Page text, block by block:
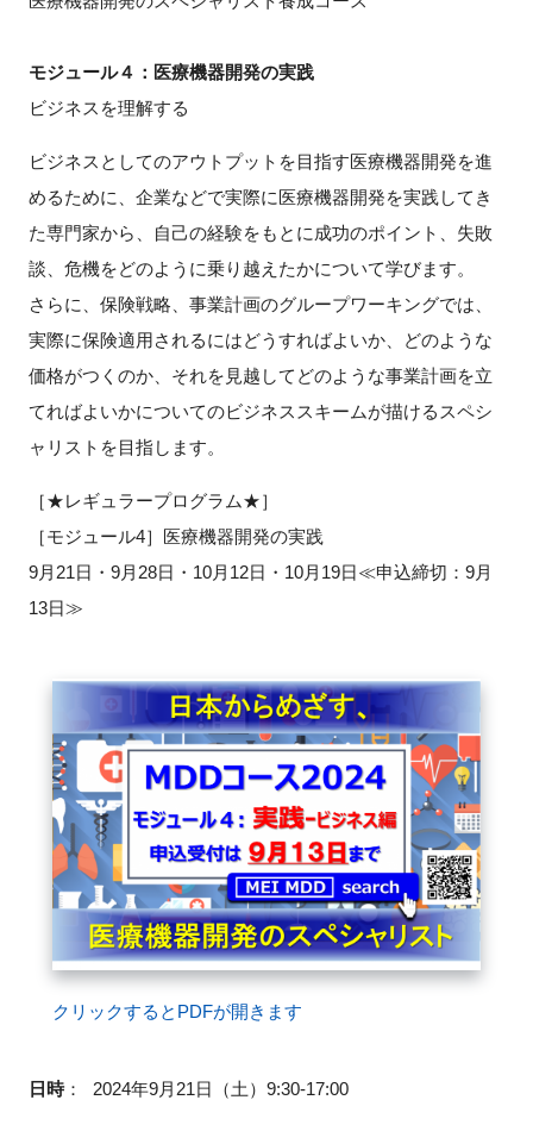
施設・アクセス
閉じる
モジュール４：医療機器開発の実践
ビジネスを理解する
ビジネスとしてのアウトプットを目指す医療機器開発を進
めるために、企業などで実際に医療機器開発を実践してき
た専門家から、自己の経験をもとに成功のポイント、失敗
談、危機をどのように乗り越えたかについて学びます。
さらに、保険戦略、事業計画のグループワーキングでは、
実際に保険適用されるにはどうすればよいか、どのような
価格がつくのか、それを見越してどのような事業計画を立
てればよいかについてのビジネススキームが描けるスペシ
ャリストを目指します。
［★レギュラープログラム★］
［モジュール4］医療機器開発の実践
9月21日・9月28日・10月12日・10月19日≪申込締切：9月
13日≫
クリックするとPDFが開きます
日時： 2024年9月21日（土）9:30-17:00